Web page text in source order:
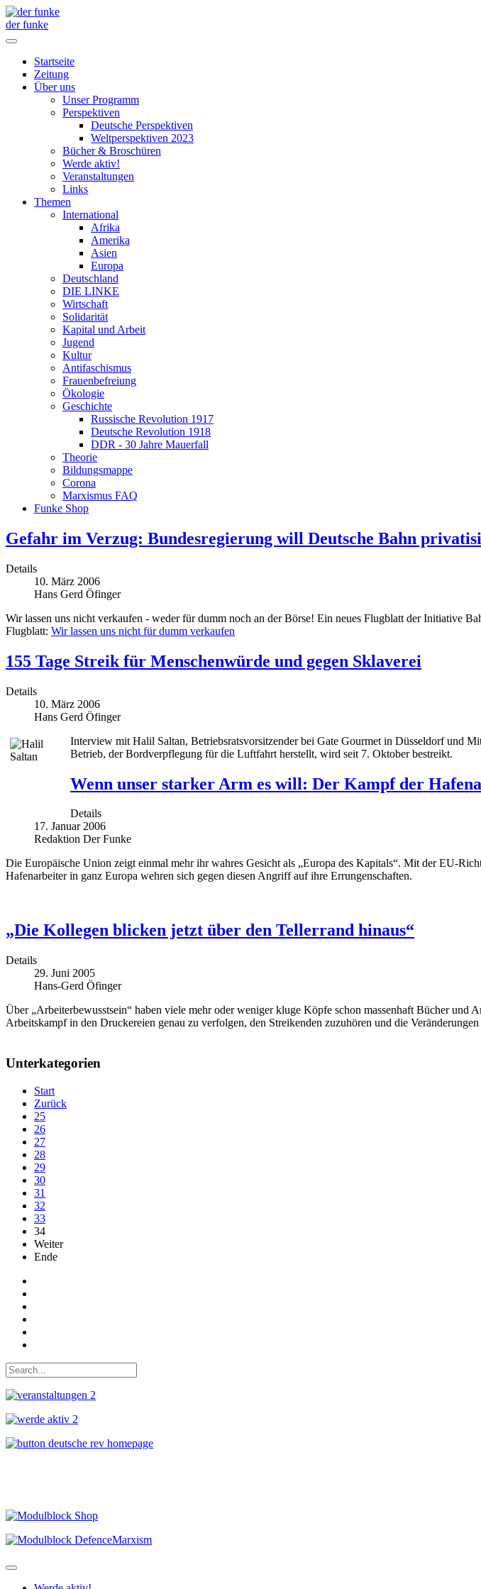
der funke
Startseite
Zeitung
Über uns
Unser Programm
Perspektiven
Deutsche Perspektiven
Weltperspektiven 2023
Bücher & Broschüren
Werde aktiv!
Veranstaltungen
Links
Themen
International
Afrika
Amerika
Asien
Europa
Deutschland
DIE LINKE
Wirtschaft
Solidarität
Kapital und Arbeit
Jugend
Kultur
Antifaschismus
Frauenbefreiung
Ökologie
Geschichte
Russische Revolution 1917
Deutsche Revolution 1918
DDR - 30 Jahre Mauerfall
Theorie
Bildungsmappe
Corona
Marxismus FAQ
Funke Shop
Gefahr im Verzug: Bundesregierung will Deutsche Bahn
Details
10. März 2006
Hans Gerd Öfinger
Wir lassen uns nicht verkaufen - weder für dumm noch an der Börse! Ein neues Flugblatt der Initiative
Flugblatt: Wir lassen uns nicht für dumm verkaufen
155 Tage Streik für Menschenwürde und gegen Sklaverei
Details
10. März 2006
Hans Gerd Öfinger
Interview mit Halil Saltan, Betriebsratsvorsitzender bei Gate Gourmet in Düsseldorf und
Betrieb, der Bordverpflegung für die Luftfahrt herstellt, wird seit 7. Oktober bestreikt.
Wenn unser starker Arm es will: Der Kampf der
Details
17. Januar 2006
Redaktion Der Funke
Die Europäische Union zeigt einmal mehr ihr wahres Gesicht als „Europa des Kapitals“. Mit der EU-
Hafenarbeiter in ganz Europa wehren sich gegen diesen Angriff auf ihre Errungenschaften.
„Die Kollegen blicken jetzt über den Tellerrand hinaus“
Details
29. Juni 2005
Hans-Gerd Öfinger
Über „Arbeiterbewusstsein“ haben viele mehr oder weniger kluge Köpfe schon massenhaft Bücher
Arbeitskampf in den Druckereien genau zu verfolgen, den Streikenden zuzuhören und die
Unterkategorien
Start
Zurück
25
26
27
28
29
30
31
32
33
34
Weiter
Ende